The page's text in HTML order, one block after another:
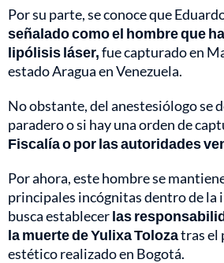
Por su parte, se conoce que
señalado como el hombre que
lipólisis láser,fue capturado en
estado Aragua en Venezuela.
No obstante, del anestesiólogo se
paradero o si hay una orden de
Fiscalía o por las autoridades
Por ahora, este hombre se
principales incógnitas dentro de la
busca establecerlas
la muerte de Yulixa Tolozatras el
estético realizado en Bogotá.